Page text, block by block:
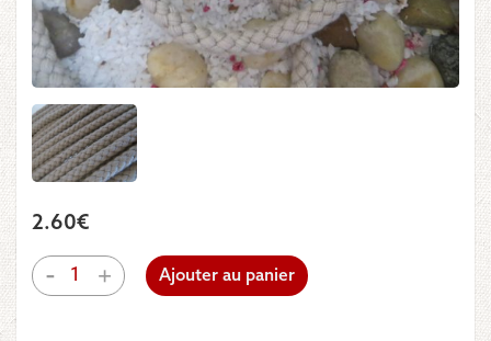
2.60€
-
quantité
de
+ Ajouter au panier